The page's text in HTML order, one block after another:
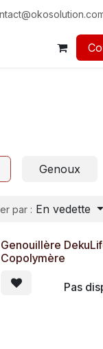
Genoux
par : En vedette
Genouillère
Copolymère
Pas